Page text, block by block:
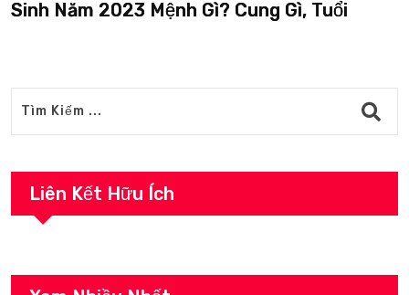
Năm 2023 Mệnh Gì? Cung Gì, Tuổi
Liên Kết Hữu Ích